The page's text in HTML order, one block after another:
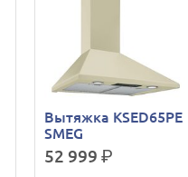
Вытяжка KSED65PE
SMEG
52 999 р.